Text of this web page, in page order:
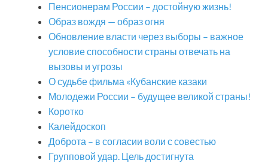
Пенсионерам России – достойную жизнь!
Образ вождя — образ огня
Обновление власти через выборы – важное
условие способности страны отвечать на
вызовы и угрозы
О судьбе фильма «Кубанские казаки
Молодежи России – будущее великой страны!
Коротко
Калейдоскоп
Доброта – в согласии воли с совестью
Групповой удар. Цель достигнута